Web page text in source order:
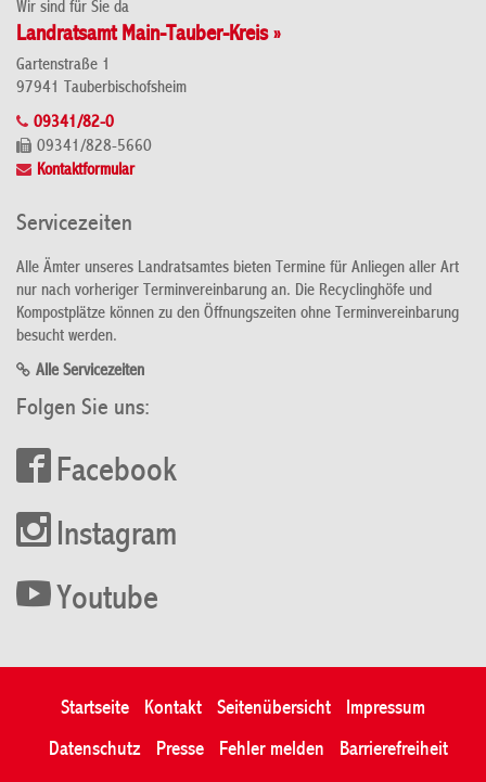
Wir sind für Sie da
Landratsamt Main-Tauber-Kreis »
Gartenstraße 1
97941 Tauberbischofsheim
09341/82-0
09341/828-5660
Kontaktformular
Servicezeiten
Alle Ämter unseres Landratsamtes bieten Termine für Anliegen aller Art
nur nach vorheriger Terminvereinbarung an. Die Recyclinghöfe und
Kompostplätze können zu den Öffnungszeiten ohne Terminvereinbarung
besucht werden.
Alle Servicezeiten
Folgen Sie uns:
Facebook
Instagram
Youtube
Startseite Kontakt Seitenübersicht
Impressum
Datenschutz
Presse Fehler melden
Barrierefreiheit